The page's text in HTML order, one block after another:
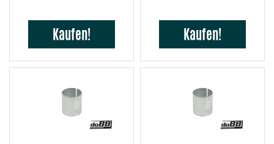
Kaufen! Kaufen!